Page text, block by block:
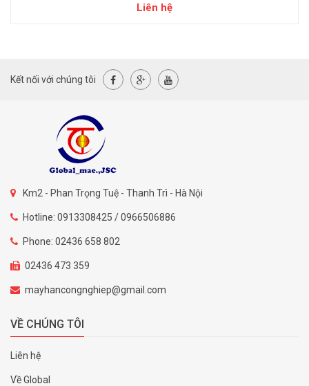
Liên hệ
Kết nối với chúng tôi
Km2 - Phan Trọng Tuệ - Thanh Trì - Hà Nội
Hotline: 0913308425 / 0966506886
Phone: 02436 658 802
02436 473 359
mayhancongnghiep@gmail.com
VỀ CHÚNG TÔI
Liên hệ
Về Global